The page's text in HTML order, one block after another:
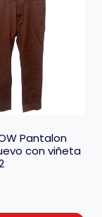
Pantalon
con viñeta